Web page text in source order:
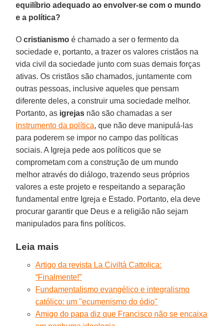
equilíbrio adequado ao envolver-se com o mundo
e a política?
Ocristianismo é chamado a ser o fermento da
sociedade e, portanto, a trazer os valores cristãos na
vida civil da sociedade junto com suas demais forças
ativas. Os cristãos são chamados, juntamente com
outras pessoas, inclusive aqueles que pensam
diferente deles, a construir uma sociedade melhor.
Portanto, as igrejas não são chamadas a ser
instrumento da política, que não deve manipulá-las
para poderem se impor no campo das políticas
sociais. A Igreja pede aos políticos que se
comprometam com a construção de um mundo
melhor através do diálogo, trazendo seus próprios
valores a este projeto e respeitando a separação
fundamental entre Igreja e Estado. Portanto, ela deve
procurar garantir que Deus e a religião não sejam
manipulados para fins políticos.
Leia mais
Artigo da revista La Civiltà Cattolica:
“Finalmente!”
Fundamentalismo evangélico e integralismo
católico: um "ecumenismo do ódio"
Amigo do papa diz que Francisco não se encaixa